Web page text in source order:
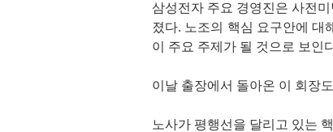
삼성전자 주요 경영진은 사전
졌다. 노조의 핵심 요구안에 대
이 주요 주제가 될 것으로 보인
이날 출장에서 돌아온 이 회장
노사가 평행선을 달리고 있는